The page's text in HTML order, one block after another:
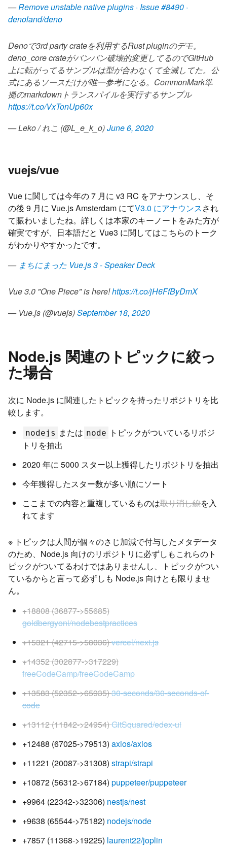
—Remove unstable native plugins · Issue #8490 ·
denoland/deno
Denoで3rd party crateを利用するRust pluginのデモ。
deno_core crateがバンバン破壊的変更してるのでGitHub
上に転がってるサンプルは型が合わなくて全滅してた。公
式にあるソースだけが唯一参考になる。CommonMark準
拠のmarkdownトランスパイルを実行するサンプル
https://t.co/VxTonUp60x
— Leko / れこ (@L_e_k_o)June 6, 2020
vuejs/vue
Vue に関しては今年の 7 月に v3 RC をアナウンスし、そ
の後 9 月に Vue.js Amsterdam にてV3.0 にアナウンスされ
て賑わいましたね。詳しくは本家のキーノートをみた方が
確実ですが、日本語だと Vue3 に関してはこちらのトーク
がわかりやすかったです。
— まちにまった Vue.js 3 - Speaker Deck
Vue 3.0 "One Piece" is here!https://t.co/jH6FfByDmX
— Vue.js (@vuejs)September 18, 2020
Node.js 関連のトピックに絞っ
た場合
次に Node.js に関連したトピックを持ったリポジトリを比
較します。
nodejs または node
トピックがついているリポジ
トリを抽出
2020 年に 5000 スター以上獲得したリポジトリを抽出
今年獲得したスター数が多い順にソート
ここまでの内容と重複しているものは取り消し線を入
れてます
※ トピックは人間が個々のさじ加減で付与したメタデータ
のため、Node.js 向けのリポジトリに必ずしもこれらのト
ピックがついてるわけではありませんし、トピックがつい
ているからと言って必ずしも Node.js 向けとも限りませ
ん。
+18808 (36877->55685)
goldbergyoni/nodebestpractices
+15321 (42715->58036)vercel/next.js
+14352 (302877->317229)
freeCodeCamp/freeCodeCamp
+13583 (52352->65935)30-seconds/30-seconds-of-
code
+13112 (11842->24954)GitSquared/edex-ui
+12488 (67025->79513) axios/axios
+11221 (20087->31308) strapi/strapi
+10872 (56312->67184) puppeteer/puppeteer
+9964 (22342->32306) nestjs/nest
+9638 (65544->75182) nodejs/node
+7857 (11368->19225) laurent22/joplin